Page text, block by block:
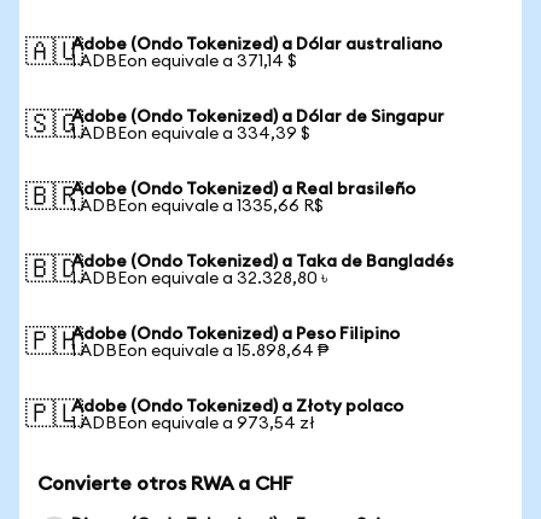
🇦🇺Adobe (Ondo Tokenized) a Dólar australiano
1 ADBEon equivale a 371,14 $
🇸🇬Adobe (Ondo Tokenized) a Dólar de Singapur
1 ADBEon equivale a 334,39 $
🇧🇷Adobe (Ondo Tokenized) a Real brasileño
1 ADBEon equivale a 1335,66 R$
🇧🇩Adobe (Ondo Tokenized) a Taka de Bangladés
1 ADBEon equivale a 32.328,80 ৳
🇵🇭Adobe (Ondo Tokenized) a Peso Filipino
1 ADBEon equivale a 15.898,64 ₱
🇵🇱Adobe (Ondo Tokenized) a Złoty polaco
1 ADBEon equivale a 973,54 zł
Convierte otros RWA a CHF